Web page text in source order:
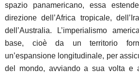
spazio panamericano, essa
direzione dell’Africa tropicale,
dell’Australia. L’imperialismo
base, cioè da un territorio
un’espansione longitudinale, per
del mondo, avviando a sua volta e